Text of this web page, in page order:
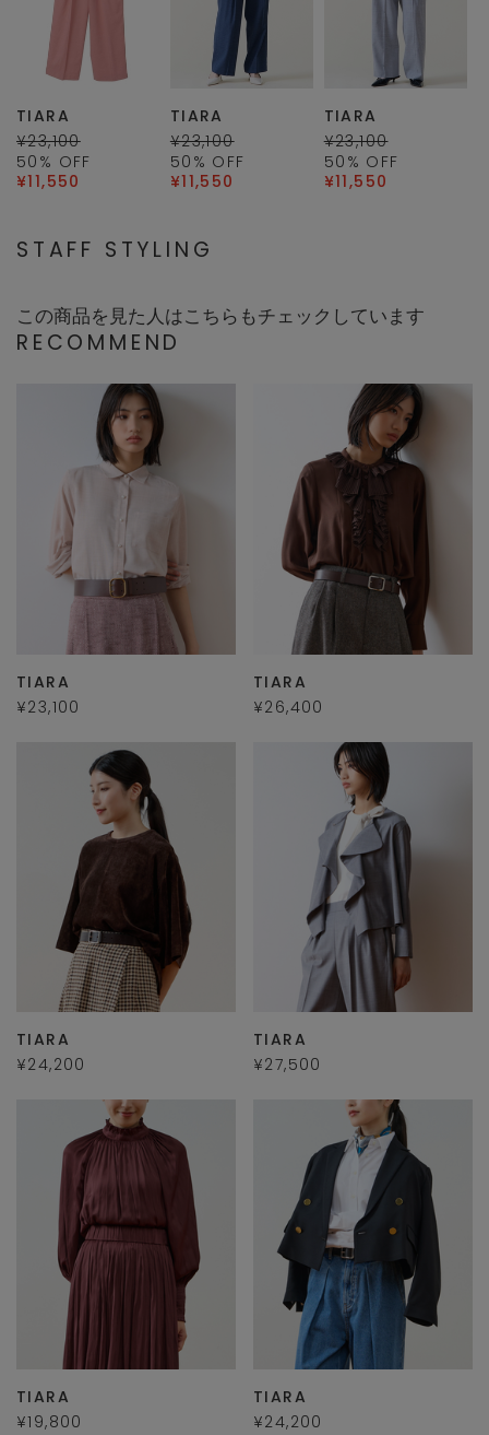
TIARA
¥23,100
50 % OFF
¥11,550
TIARA
¥23,100
50 % OFF
¥11,550
TIARA
¥23,100
50 % OFF
¥11,550
STAFF STYLING
この商品を見た人はこちらもチェックしています
RECOMMEND
TIARA
¥23,100
TIARA
¥26,400
TIARA
¥24,200
TIARA
¥27,500
TIARA
¥19,800
TIARA
¥24,200